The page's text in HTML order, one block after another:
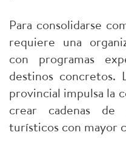
Para consolidarse
requiere una
con programas
destinos concretos.
provincial impulsa la
crear cadenas de
turísticos con mayor